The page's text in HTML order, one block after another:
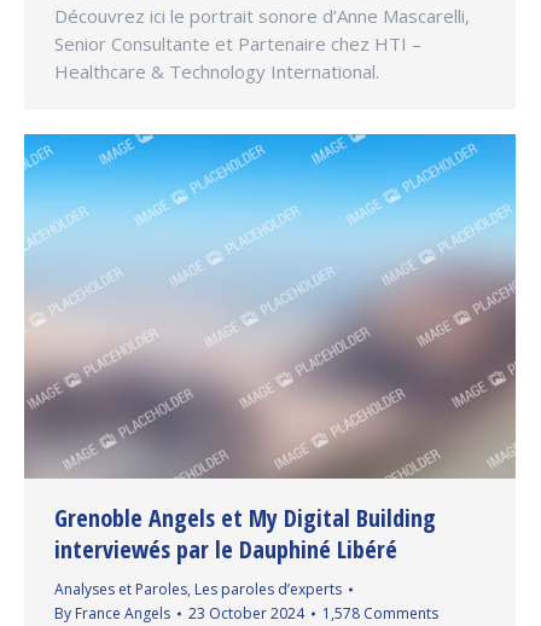
Découvrez ici le portrait sonore d’Anne Mascarelli,
Senior Consultante et Partenaire chez HTI –
Healthcare & Technology International.
Grenoble Angels et My Digital Building
interviewés par le Dauphiné Libéré
Analyses et Paroles, Les paroles d’experts
By France Angels 23 October 2024 1,578 Comments